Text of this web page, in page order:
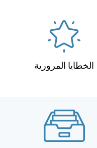
الخطايا المرورية